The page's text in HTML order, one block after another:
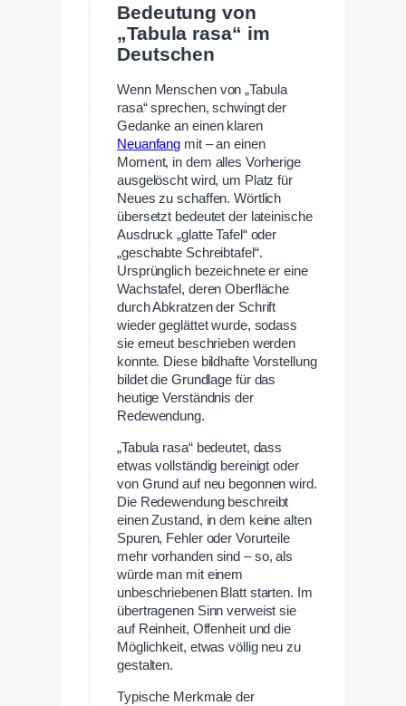
Bedeutung von
„Tabula rasa“ im
Deutschen
Wenn Menschen von „Tabula
rasa“ sprechen, schwingt der
Gedanke an einen klaren
Neuanfang mit – an einen
Moment, in dem alles Vorherige
ausgelöscht wird, um Platz für
Neues zu schaffen. Wörtlich
übersetzt bedeutet der lateinische
Ausdruck „glatte Tafel“ oder
„geschabte Schreibtafel“.
Ursprünglich bezeichnete er eine
Wachstafel, deren Oberfläche
durch Abkratzen der Schrift
wieder geglättet wurde, sodass
sie erneut beschrieben werden
konnte. Diese bildhafte Vorstellung
bildet die Grundlage für das
heutige Verständnis der
Redewendung.
„Tabula rasa“ bedeutet, dass
etwas vollständig bereinigt oder
von Grund auf neu begonnen wird.
Die Redewendung beschreibt
einen Zustand, in dem keine alten
Spuren, Fehler oder Vorurteile
mehr vorhanden sind – so, als
würde man mit einem
unbeschriebenen Blatt starten. Im
übertragenen Sinn verweist sie
auf Reinheit, Offenheit und die
Möglichkeit, etwas völlig neu zu
gestalten.
Typische Merkmale der